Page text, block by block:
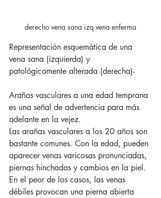
derecho vena sana izq vena enferma
Representación esquemática de una
vena sana (izquierda) y
patológicamente alterada (derecha)-
Arañas vasculares a una edad temprana
es una señal de advertencia para más
adelante en la vejez.
Las arañas vasculares a los 20 años son
bastante comunes. Con la edad, pueden
aparecer venas varicosas pronunciadas,
piernas hinchadas y cambios en la piel.
En el peor de los casos, las venas
débiles provocan una pierna abierta